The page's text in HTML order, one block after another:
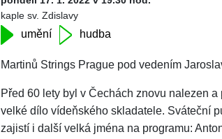
kaple sv. Zdislavy
umění hudba
Martinů Strings Prague pod vedením
Před 60 lety byl v Čechách znovu nalezen
velké dílo vídeňského skladatele. Sváteční
zajistí i další velká jména na programu: